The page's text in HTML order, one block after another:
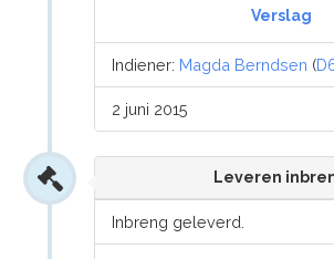
Verslag
Indiener: Magda Berndsen (
2 juni 2015
Leveren
Inbreng geleverd.